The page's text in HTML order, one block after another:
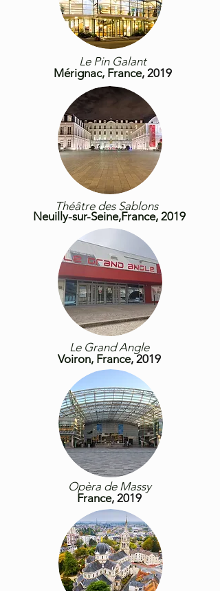
Le Pin Galant
Mérignac, France, 2019
Théâtre des Sablons
Neuilly-sur-Seine,France, 2019
Le Grand Angle
Voiron, France, 2019
Opèra de Massy
France, 2019